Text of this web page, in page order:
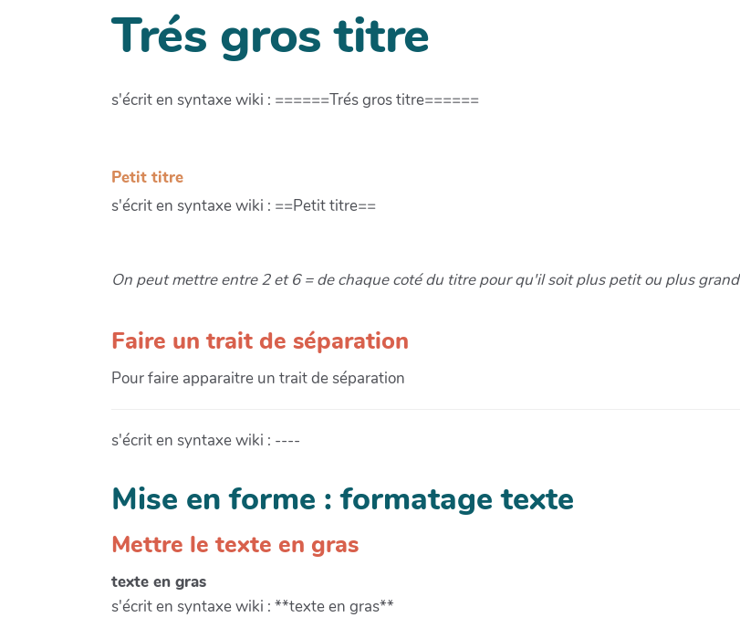
Trés gros titre
s'écrit en syntaxe wiki : ======Trés gros titre======
Petit titre
s'écrit en syntaxe wiki : ==Petit titre==
On peut mettre entre 2 et 6 = de chaque coté du titre pour qu'il soit plus petit ou plus grand
Faire un trait de séparation
Pour faire apparaitre un trait de séparation
s'écrit en syntaxe wiki : ----
Mise en forme : formatage texte
Mettre le texte en gras
texte en gras
s'écrit en syntaxe wiki : **texte en gras**